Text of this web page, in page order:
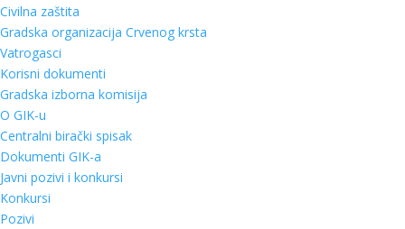
Civilna zaštita
Gradska organizacija Crvenog krsta
Vatrogasci
Korisni dokumenti
Gradska izborna komisija
O GIK-u
Centralni birački spisak
Dokumenti GIK-a
Javni pozivi i konkursi
Konkursi
Pozivi